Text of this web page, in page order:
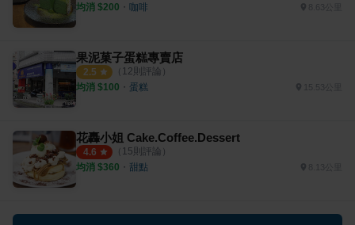
均消 $200 ・ 咖啡
果泥菓子蛋糕專賣店
2.5 （ 12則評論）
均消 $100 ・ 蛋糕 15.53公里
花轟小姐 Cake.Coffee.Dessert
4.6 （ 15則評論）
均消 $360 ・ 甜點